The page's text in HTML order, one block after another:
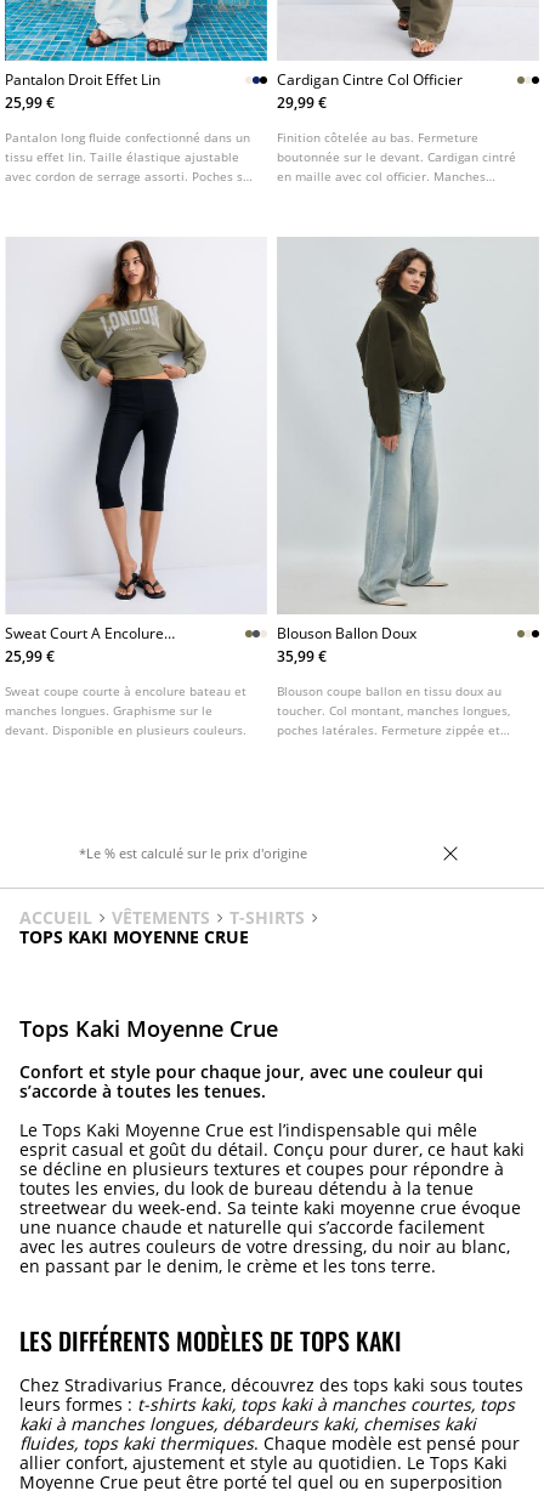
Pantalon Droit Effet Lin
25,99 €
Pantalon long fluide confectionné dans un
tissu effet lin. Taille élastique ajustable
avec cordon de serrage assorti. Poches sur
Cardigan Cintre Col Officier
29,99 €
Finition côtelée au bas. Fermeture
boutonnée sur le devant. Cardigan cintré
en maille avec col officier. Manches
Sweat Court A Encolure
Bateau
25,99 €
Sweat coupe courte à encolure bateau et
manches longues. Graphisme sur le
devant. Disponible en plusieurs couleurs.
Blouson Ballon Doux
35,99 €
Blouson coupe ballon en tissu doux au
toucher. Col montant, manches longues,
poches latérales. Fermeture zippée et
*Le % est calculé sur le prix d'origine
ACCUEIL VÊTEMENTS
T-SHIRTS
TOPS KAKI MOYENNE CRUE
Tops Kaki Moyenne Crue
Confort et style pour chaque jour, avec une couleur qui
s’accorde à toutes les tenues.
Le Tops Kaki Moyenne Crue est l’indispensable qui mêle
esprit casual et goût du détail. Conçu pour durer, ce haut kaki
se décline en plusieurs textures et coupes pour répondre à
toutes les envies, du look de bureau détendu à la tenue
streetwear du week-end. Sa teinte kaki moyenne crue évoque
une nuance chaude et naturelle qui s’accorde facilement
avec les autres couleurs de votre dressing, du noir au blanc,
en passant par le denim, le crème et les tons terre.
LES DIFFÉRENTS MODÈLES DE TOPS KAKI
Chez Stradivarius France, découvrez des tops kaki sous toutes
leurs formes : t-shirts kaki, tops kaki à manches courtes, tops
kaki à manches longues, débardeurs kaki, chemises kaki
fluides, tops kaki thermiques. Chaque modèle est pensé pour
allier confort, ajustement et style au quotidien. Le Tops Kaki
Moyenne Crue peut être porté tel quel ou en superposition